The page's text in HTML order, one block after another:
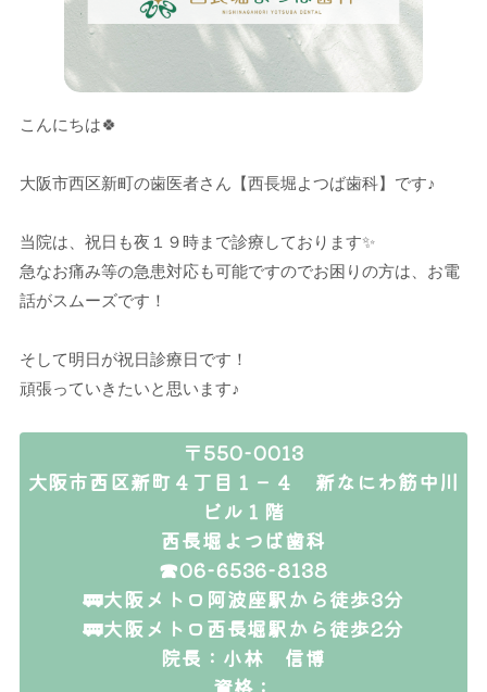
こんにちは🍀
大阪市西区新町の歯医者さん【西長堀よつば歯科】です♪
当院は、祝日も夜１９時まで診療しております✨
急なお痛み等の急患対応も可能ですのでお困りの方は、お電
話がスムーズです！
そして明日が祝日診療日です！
頑張っていきたいと思います♪
〒550-0013
大阪市西区新町４丁目１－４ 新なにわ筋中川
ビル１階
西長堀よつば歯科
☎06-6536-8138
🚃大阪メトロ阿波座駅から徒歩3分
🚃大阪メトロ西長堀駅から徒歩2分
院長：小林 信博